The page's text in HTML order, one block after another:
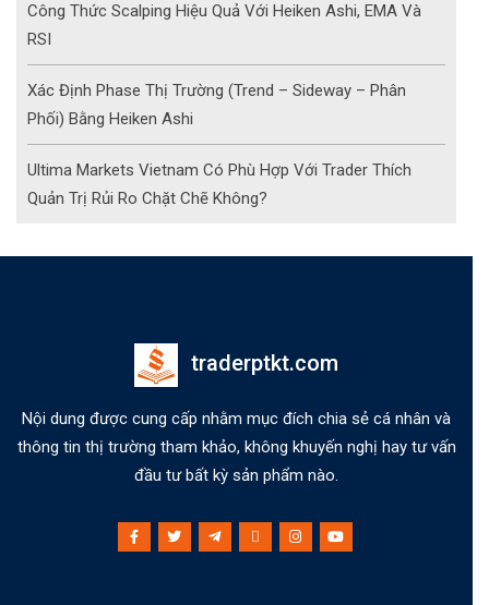
Công Thức Scalping Hiệu Quả Với Heiken Ashi, EMA Và
RSI
Xác Định Phase Thị Trường (Trend – Sideway – Phân
Phối) Bằng Heiken Ashi
Ultima Markets Vietnam Có Phù Hợp Với Trader Thích
Quản Trị Rủi Ro Chặt Chẽ Không?
traderptkt.com
Nội dung được cung cấp nhằm mục đích chia sẻ cá nhân và
thông tin thị trường tham khảo, không khuyến nghị hay tư vấn
đầu tư bất kỳ sản phẩm nào.